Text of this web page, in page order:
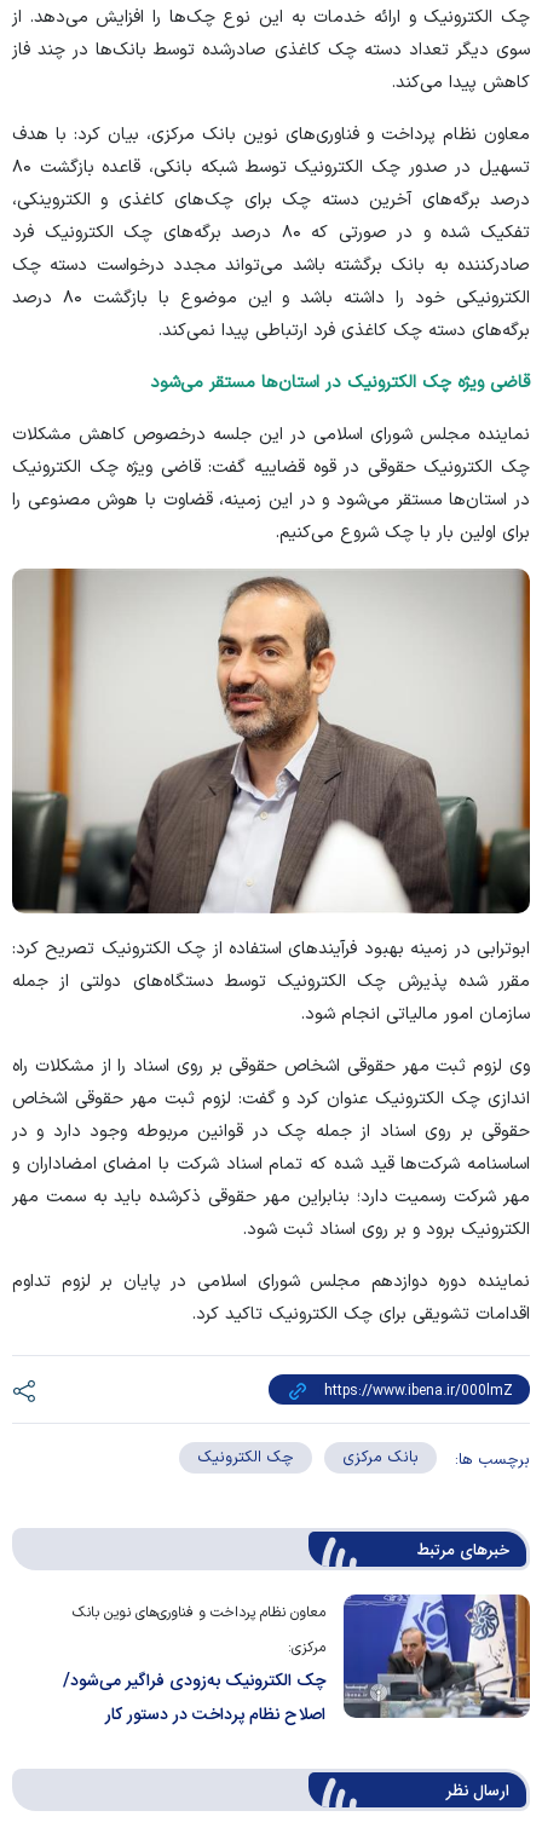
چک الکترونیک و ارائه خدمات به این نوع چک‌ها را افزایش می‌دهد. از
سوی دیگر تعداد دسته چک کاغذی صادرشده توسط بانک‌ها در چند فاز
کاهش پیدا می‌کند.
معاون نظام پرداخت و فناوری‌های نوین بانک مرکزی، بیان کرد: با هدف
تسهیل در صدور چک الکترونیک توسط شبکه بانکی، قاعده بازگشت ۸۰
درصد برگه‌های آخرین دسته چک برای چک‌های کاغذی و الکتروینکی،
تفکیک شده و در صورتی که ۸۰ درصد برگه‌های چک الکترونیک فرد
صادرکننده به بانک برگشته باشد می‌تواند مجدد درخواست دسته چک
الکترونیکی خود را داشته باشد و این موضوع با بازگشت ۸۰ درصد
برگه‌های دسته چک کاغذی فرد ارتباطی پیدا نمی‌کند.
قاضی ویژه چک الکترونیک در استان‌ها مستقر می‌شود
نماینده مجلس شورای اسلامی در این جلسه درخصوص کاهش مشکلات
چک الکترونیک حقوقی در قوه قضاییه گفت: قاضی ویژه چک الکترونیک
در استان‌ها مستقر می‌شود و در این زمینه، قضاوت با هوش مصنوعی را
برای اولین بار با چک شروع می‌کنیم.
ابوترابی در زمینه بهبود فرآیند‌های استفاده از چک الکترونیک تصریح کرد:
مقرر شده پذیرش چک الکترونیک توسط دستگاه‌های دولتی از جمله
سازمان امور مالیاتی انجام شود.
وی لزوم ثبت مهر حقوقی اشخاص حقوقی بر روی اسناد را از مشکلات راه
اندازی چک الکترونیک عنوان کرد و گفت: لزوم ثبت مهر حقوقی اشخاص
حقوقی بر روی اسناد از جمله چک در قوانین مربوطه وجود دارد و در
اساسنامه شرکت‌ها قید شده که تمام اسناد شرکت با امضای امضاداران و
مهر شرکت رسمیت دارد؛ بنابراین مهر حقوقی ذکرشده باید به سمت مهر
الکترونیک برود و بر روی اسناد ثبت شود.
نماینده دوره دوازدهم مجلس شورای اسلامی در پایان بر لزوم تداوم
اقدامات تشویقی برای چک الکترونیک تاکید کرد.
برچسب ها: بانک مرکزی چک الکترونیک
خبرهای مرتبط
معاون نظام پرداخت و فناوری‌های نوین بانک
مرکزی:
چک الکترونیک به‌زودی فراگیر می‌شود/
اصلاح نظام پرداخت در دستور کار
ارسال‌ نظر